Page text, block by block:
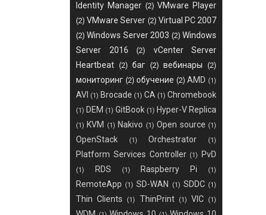
Identity Manager (2) VMware Player
(2) VMware Server (2) Virtual PC 2007
(2) Windows Server 2003 (2) Windows
Server 2016
(2)
vCenter Server
Heartbeat (2) баг (2) вебинары (2)
мониторинг (2) обучение (2) AMD (1)
AVI (1) Brocade (1) CA (1) Chromebook
(1) DEM (1) GitBook (1) Hyper-V Replica
(1) KVM (1) Nakivo (1) Open source (1)
OpenStack (1) Orchestrator (1)
Platform Services Controller (1) PvD
(1) RDS (1) Raspberry Pi (1)
RemoteApp (1) SD-WAN (1) SDDC (1)
Thin Clients (1) ThinPrint (1) VIC (1)